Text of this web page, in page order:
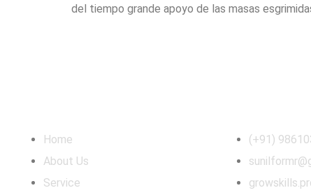
del tiempo grande apoyo de las masas
Home
About Us
Service
(+91)